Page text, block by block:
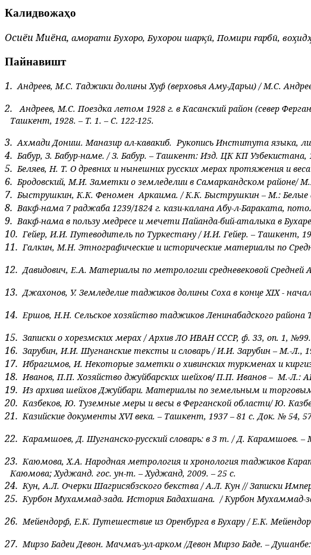
Калидвожаҳо
Осиёи Миёна, аморати Бухоро, Бухорои шарқӣ, Помири ғарбӣ,
Пайнавишт
1. Андреев, М.С. Таджики долины Хуф (верховья Аму-Дарьи) / М.С.
2.
Андреев, М.С. Поездка летом 1928 г. в Касанский район (север
Ташкент, 1928. – Т. 1. – С. 122-125.
3. Ахмади Дониш. Маназир ал-кавакиб. Рукопись Института языка,
4. Бабур, З. Бабур-наме. / З. Бабур. – Ташкент: Изд. ЦК КП Узбекистана,
5. Беляев, Н. Т. О древних и нынешних русских мерах протяжения и
6. Бродовский, М.И. Заметки о земледелии в Самаркандском районе/
7. Быструшкин, К.К. Феномен Аркаима. / К.К. Быструшкин – М.: Белые
8. Вакф-нама 7 раджаба 1239/1824 г. кази-калана Абу-л-Бараката,
9. Вакф-нама в пользу медресе и мечети Пайанда-бий-аталыка в
10. Гейер, И.И. Путеводитель по Туркестану / И.И. Гейер. – Ташкент,
11. Галкин, М.Н. Этнографические и исторические материалы по
12. Давидович, Е.А. Материалы по метрологии средневековой Средней
13. Джахонов, У. Земледелие таджиков долины Соха в концеXIX-
14. Ершов, Н.Н. Сельское хозяйство таджиков Ленинабадского
15. Записки о хорезмских мерах / Архив ЛО ИВАН СССР, ф. 33, оп. 1, №99.
16. Зарубин, И.И. Шугнанские тексты и словарь / И.И. Зарубин – М.-Л.,
17. Ибрагимов, И. Некоторые заметки о хивинских туркменах и
18. Иванов, П.П.Хозяйство джуйбарских шейхов/П.П. Иванов – М.-Л.:
19. Из архива шейхов Джуйбари. Материалы по земельным и
20. Казбеков, Ю. Туземные меры и весы в Ферганской области/ Ю.
21. Казийские документыXVIвека. – Ташкент, 1937 – 81 c. Док. № 54,
22. Карамшоев, Д. Шугнанско-русский словарь: в 3 т. / Д. Карамшоев. –
23. Каюмова, Х.А. Народная метрология и хронология таджиков
Каюмова; Худжанд. гос. ун-т. – Худжанд, 2009. – 25 с.
24. Кун, А.Л. Очерки Шагрисябзского бекства / А.Л. Кун // Записки
25. Курбон Мухаммад-зада. История Бадахшана. / Курбон Мухаммад-
26. Мейендорф, Е.К. Путешествие из Оренбурга в Бухару / Е.К.
27. Мирзо Бадеи Девон. Мачмаъ-ул-арком /Девон Мирзо Баде. –